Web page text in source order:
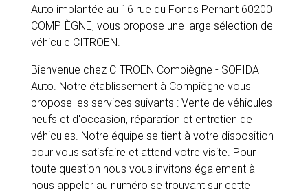
Auto implantée au 16 rue du Fonds Pernant 60200
COMPIÈGNE, vous propose une large sélection de
véhicule CITROEN.
Bienvenue chez CITROEN Compiègne - SOFIDA
Auto. Notre établissement à Compiègne vous
propose les services suivants : Vente de véhicules
neufs et d'occasion, réparation et entretien de
véhicules. Notre équipe se tient à votre disposition
pour vous satisfaire et attend votre visite. Pour
toute question nous vous invitons également à
nous appeler au numéro se trouvant sur cette